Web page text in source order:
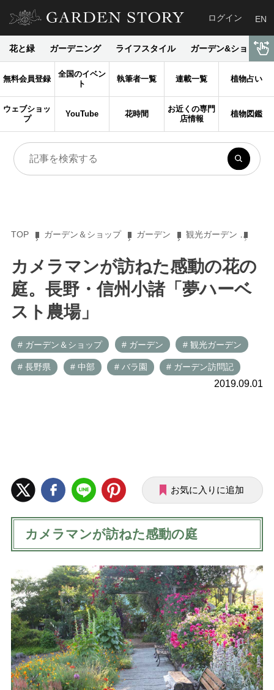
ログイン EN
花と緑 ガーデニング ライフスタイル ガーデン&ショップ
無料会員登録
全国のイベン
ト
執筆者一覧 連載一覧 植物占い
ウェブショッ
プ
YouTube 花時間
お近くの専門
店情報
植物図鑑
TOP ガーデン＆ショップ ガーデン 観光ガーデン
カメラマンが訪ねた感動の花の
庭。長野・信州小諸「夢ハーベ
スト農場」
# ガーデン＆ショップ # ガーデン # 観光ガーデン
# 長野県 # 中部 # バラ園 # ガーデン訪問記
2019.09.01
お気に入りに追加
カメラマンが訪ねた感動の庭